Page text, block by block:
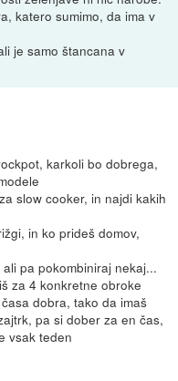
katero sumimo, da ima v
je samo štancana v
karkoli bo dobrega,
slow cooker, in najdi kakih
in ko prideš domov,
pa pokombiniraj nekaj...
za 4 konkretne obroke
dobra, tako da imaš
pa si dober za en čas,
vsak teden